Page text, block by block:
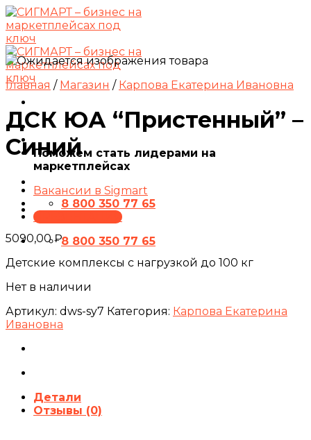
Skip
to
content
Поможем стать лидерами на
маркетплейсах
Вакансии в Sigmart
8 800 350 77 65
ПРЕЗЕНТАЦИЯ
8 800 350 77 65
Главная / Магазин / Карпова Екатерина Ивановна
ДСК ЮА “Пристенный” –
Синий
5090,00₽
Детские комплексы с нагрузкой до 100 кг
Нет в наличии
Артикул: dws-sy7 Категория: Карпова Екатерина
Ивановна
Детали
Отзывы (0)